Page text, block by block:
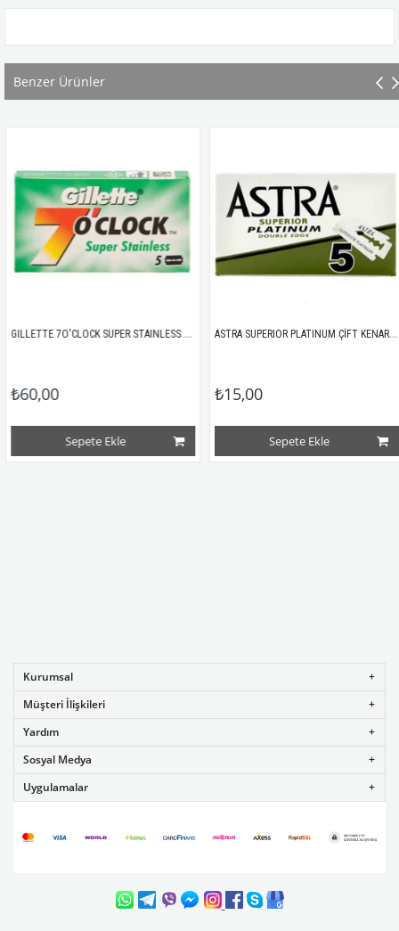
Benzer Ürünler
GILLETTE 7O'CLOCK SUPER STAINLESS ÇİFT KENAR TIRAŞ JİLETİ 5Lİ
₺60,00
Sepete Ekle
ASTRA SUPERIOR PLATINUM ÇİFT KENAR TIRAŞ JİLETİ 5Lİ
₺15,00
Sepete Ekle
Kurumsal
Müşteri İlişkileri
Yardım
Sosyal Medya
Uygulamalar